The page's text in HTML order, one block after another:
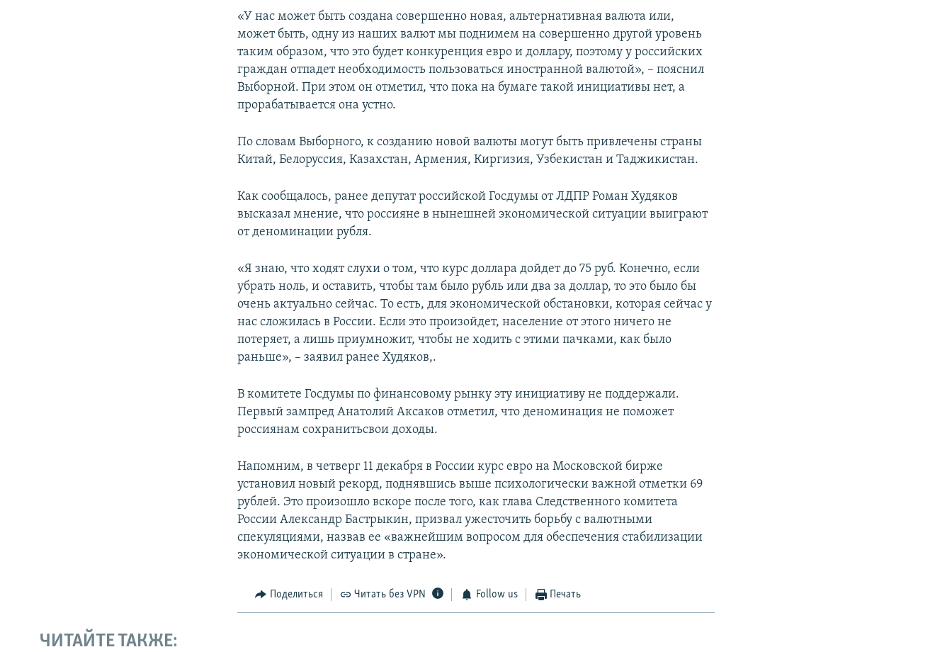
«У нас может быть создана совершенно новая, альтернативная валюта или,
может быть, одну из наших валют мы поднимем на совершенно другой уровень
таким образом, что это будет конкуренция евро и доллару, поэтому у российских
граждан отпадет необходимость пользоваться иностранной валютой», – пояснил
Выборной. При этом он отметил, что пока на бумаге такой инициативы нет, а
прорабатывается она устно.
По словам Выборного, к созданию новой валюты могут быть привлечены страны
Китай, Белоруссия, Казахстан, Армения, Киргизия, Узбекистан и Таджикистан.
Как сообщалось, ранее депутат российской Госдумы от ЛДПР Роман Худяков
высказал мнение, что россияне в нынешней экономической ситуации выиграют
от деноминации рубля.
«Я знаю, что ходят слухи о том, что курс доллара дойдет до 75 руб. Конечно, если
убрать ноль, и оставить, чтобы там было рубль или два за доллар, то это было бы
очень актуально сейчас. То есть, для экономической обстановки, которая сейчас у
нас сложилась в России. Если это произойдет, население от этого ничего не
потеряет, а лишь приумножит, чтобы не ходить с этими пачками, как было
раньше», – заявил ранее Худяков,.
В комитете Госдумы по финансовому рынку эту инициативу не поддержали.
Первый зампред Анатолий Аксаков отметил, что деноминация не поможет
россиянам сохранитьсвои доходы.
Напомним, в четверг 11 декабря в России курс евро на Московской бирже
установил новый рекорд, поднявшись выше психологически важной отметки 69
рублей. Это произошло вскоре после того, как глава Следственного комитета
России Александр Бастрыкин, призвал ужесточить борьбу с валютными
спекуляциями, назвав ее «важнейшим вопросом для обеспечения стабилизации
экономической ситуации в стране».
Поделиться Читать без VPN Follow us Печать
ЧИТАЙТЕ ТАКЖЕ: